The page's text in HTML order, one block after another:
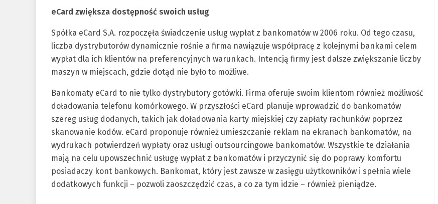
eCard zwiększa dostępność swoich usług
Spółka eCard S.A. rozpoczęła świadczenie usług wypłat z bankomatów w 2006 roku. Od tego czasu,
liczba dystrybutorów dynamicznie rośnie a firma nawiązuje współpracę z kolejnymi bankami celem
wypłat dla ich klientów na preferencyjnych warunkach. Intencją firmy jest dalsze zwiększanie liczby
maszyn w miejscach, gdzie dotąd nie było to możliwe.
Bankomaty eCard to nie tylko dystrybutory gotówki. Firma oferuje swoim klientom również możliwość
doładowania telefonu komórkowego. W przyszłości eCard planuje wprowadzić do bankomatów
szereg usług dodanych, takich jak doładowania karty miejskiej czy zapłaty rachunków poprzez
skanowanie kodów. eCard proponuje również umieszczanie reklam na ekranach bankomatów, na
wydrukach potwierdzeń wypłaty oraz usługi outsourcingowe bankomatów. Wszystkie te działania
mają na celu upowszechnić usługę wypłat z bankomatów i przyczynić się do poprawy komfortu
posiadaczy kont bankowych. Bankomat, który jest zawsze w zasięgu użytkowników i spełnia wiele
dodatkowych funkcji – pozwoli zaoszczędzić czas, a co za tym idzie – również pieniądze.